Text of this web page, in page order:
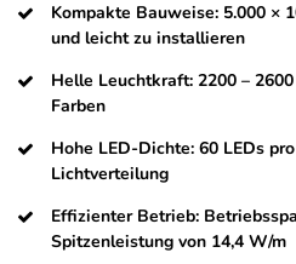
Kompakte Bauweise: 5.000 ×
und leicht zu installieren
Helle Leuchtkraft: 2200 –
Farben
Hohe LED-Dichte: 60 LEDs
Lichtverteilung
Effizienter Betrieb:
Spitzenleistung von 14,4 W/m